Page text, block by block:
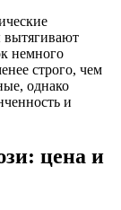
вытягивают
немного
строго, чем
однако
и
цена и